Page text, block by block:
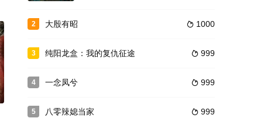
2  1000
大殷有昭
3  999
纯阳龙盒：我的复仇征途
4  999
一念凤兮
5  999
八零辣媳当家